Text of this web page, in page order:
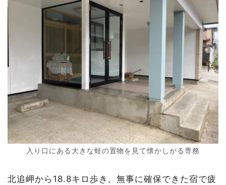
入り口にある大きな蛙の置物を見て懐かしがる専務
北追岬から18.8キロ歩き、無事に確保できた宿で疲